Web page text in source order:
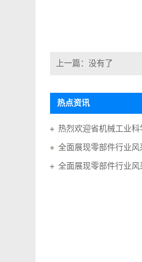
上一篇：没有了
热点资讯
全面展现零部件行业
全面展现零部件行业